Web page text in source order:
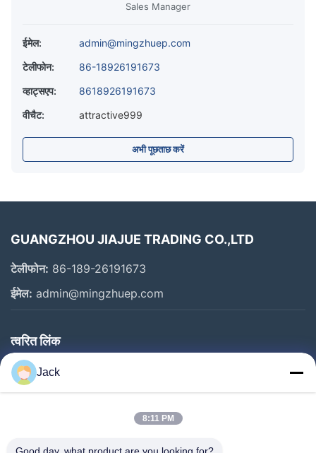
Sales Manager
ईमेल:
admin@mingzhuep.com
टेलीफोन:
86-18926191673
व्हाट्सएप:
8618926191673
वीचैट:
attractive999
अभी पूछताछ करें
GUANGZHOU JIAJUE TRADING CO.,LTD
टेलीफोन: 86-189-26191673
ईमेल: admin@mingzhuep.com
त्वरित लिंक
घर
उत्पाद
कारखाने का दौरा
Jack
8:11 PM